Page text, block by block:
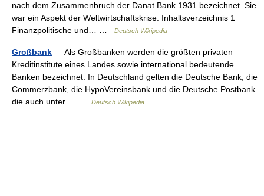
nach dem Zusammenbruch der Danat Bank 1931 bezeichnet. Sie
war ein Aspekt der Weltwirtschaftskrise. Inhaltsverzeichnis 1
Finanzpolitische und… …
Deutsch Wikipedia
Großbank — Als Großbanken werden die größten privaten
Kreditinstitute eines Landes sowie international bedeutende
Banken bezeichnet. In Deutschland gelten die Deutsche Bank, die
Commerzbank, die HypoVereinsbank und die Deutsche Postbank
die auch unter… …
Deutsch Wikipedia